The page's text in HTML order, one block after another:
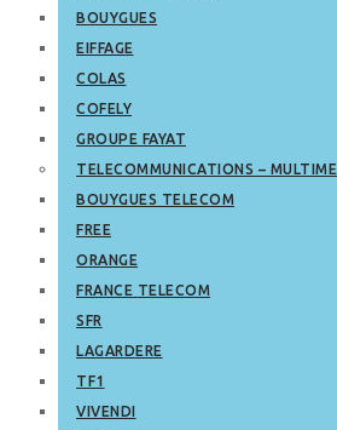
BOUYGUES
EIFFAGE
COLAS
COFELY
GROUPE FAYAT
TELECOMMUNICATIONS –
BOUYGUES TELECOM
FREE
ORANGE
FRANCE TELECOM
SFR
LAGARDERE
TF1
VIVENDI